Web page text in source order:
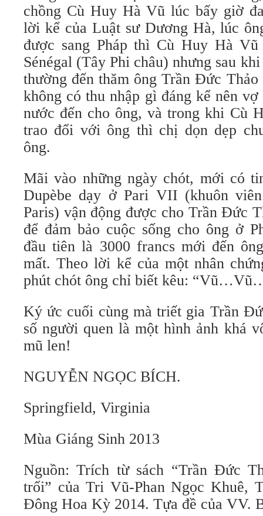
chồng Cù Huy Hà Vũ lúc bấy giờ
lời kể của Luật sư Dương Hà, lúc
được sang Pháp thì Cù Huy Hà
Sénégal (Tây Phi châu) nhưng sau
thường đến thăm ông Trần Đức
không có thu nhập gì đáng kể nên
nước đến cho ông, và trong khi Cù
trao đổi với ông thì chị dọn dẹp
ông.
Mãi vào những ngày chót, mới có
Dupèbe dạy ở Pari VII (khuôn
Paris) vận động được cho Trần Đức
để đảm bảo cuộc sống cho ông ở
đầu tiên là 3000 francs mới đến
mất. Theo lời kể của một nhân
phút chót ông chỉ biết kêu:
Ký ức cuối cùng mà triết gia Trần
số người quen là một hình ảnh khá
mũ len!
NGUYỄN NGỌC BÍCH.
Springfield, Virginia
Mùa Giáng Sinh 2013
Nguồn: Trích từ sách “Trần Đức
trối” của Tri Vũ-Phan Ngọc Khuê,
Đông Hoa Kỳ 2014. Tựa đề của VV.